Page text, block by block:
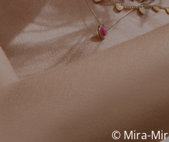
© Mira-